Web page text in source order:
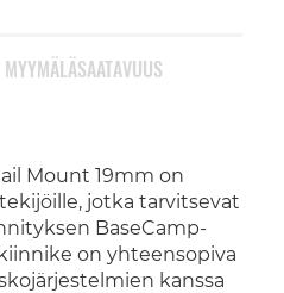
Mount 19mm on
jotka tarvitsevat
BaseCamp-
on yhteensopiva
kanssa
MYYMÄLÄSAATAVUUS